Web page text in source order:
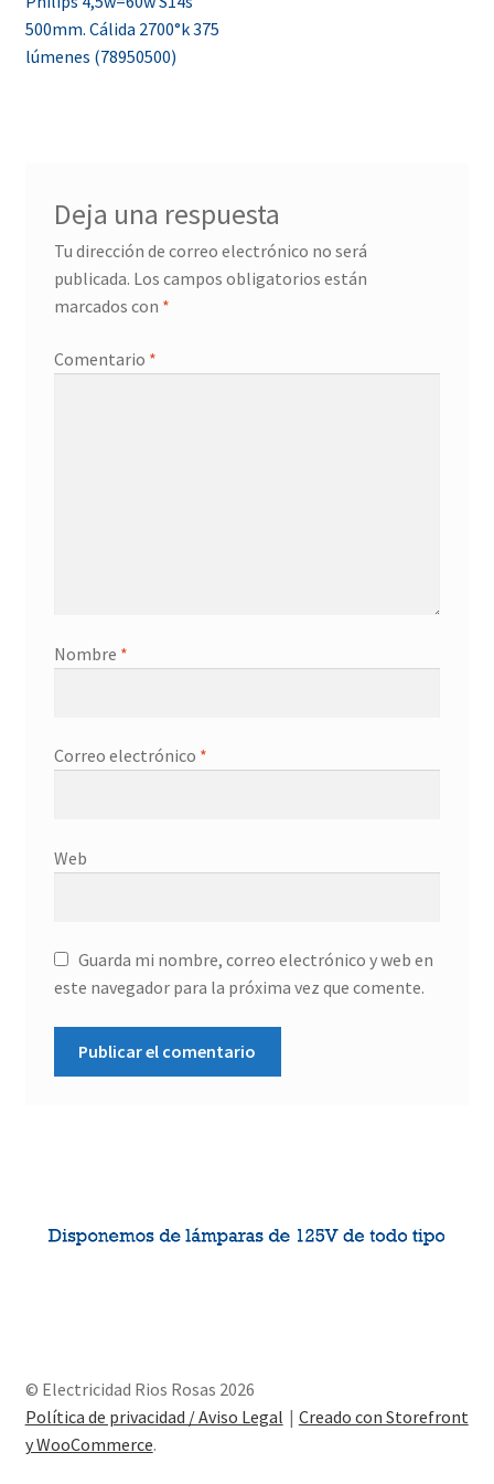
de
entradas
500mm. Cálida 2700°k 375
lúmenes (78950500)
Deja una respuesta
Tu dirección de correo electrónico no será
publicada. Los campos obligatorios están
marcados con *
Comentario *
Nombre *
Correo electrónico *
Web
Guarda mi nombre, correo electrónico y web en
este navegador para la próxima vez que comente.
© Electricidad Rios Rosas 2026
Política de privacidad / Aviso Legal
Creado con Storefront
y WooCommerce.